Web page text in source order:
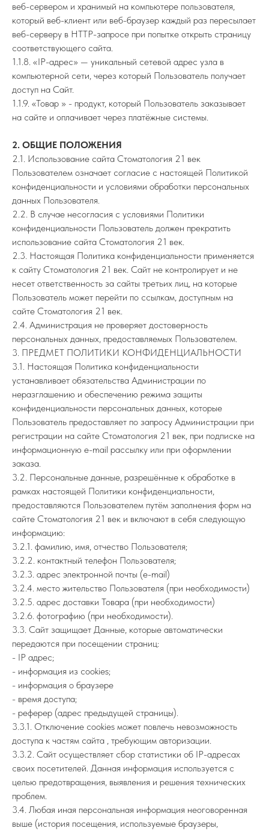
веб-сервером и хранимый на компьютере пользователя,
который веб-клиент или веб-браузер каждый раз пересылает
веб-серверу в HTTP-запросе при попытке открыть страницу
соответствующего сайта.
1.1.8. «IP-адрес» — уникальный сетевой адрес узла в
компьютерной сети, через который Пользователь получает
доступ на Сайт.
1.1.9. «Товар » - продукт, который Пользователь заказывает
на сайте и оплачивает через платёжные системы.
2. ОБЩИЕ ПОЛОЖЕНИЯ
2.1. Использование сайта Стоматология 21 век
Пользователем означает согласие с настоящей Политикой
конфиденциальности и условиями обработки персональных
данных Пользователя.
2.2. В случае несогласия с условиями Политики
конфиденциальности Пользователь должен прекратить
использование сайта Стоматология 21 век.
2.3. Настоящая Политика конфиденциальности применяется
к сайту Стоматология 21 век. Сайт не контролирует и не
несет ответственность за сайты третьих лиц, на которые
Пользователь может перейти по ссылкам, доступным на
сайте Стоматология 21 век.
2.4. Администрация не проверяет достоверность
персональных данных, предоставляемых Пользователем.
3. ПРЕДМЕТ ПОЛИТИКИ КОНФИДЕНЦИАЛЬНОСТИ
3.1. Настоящая Политика конфиденциальности
устанавливает обязательства Администрации по
неразглашению и обеспечению режима защиты
конфиденциальности персональных данных, которые
Пользователь предоставляет по запросу Администрации при
регистрации на сайте Стоматология 21 век, при подписке на
информационную e-mail рассылку или при оформлении
заказа.
3.2. Персональные данные, разрешённые к обработке в
рамках настоящей Политики конфиденциальности,
предоставляются Пользователем путём заполнения форм на
сайте Стоматология 21 век и включают в себя следующую
информацию:
3.2.1. фамилию, имя, отчество Пользователя;
3.2.2. контактный телефон Пользователя;
3.2.3. адрес электронной почты (e-mail)
3.2.4. место жительство Пользователя (при необходимости)
3.2.5. адрес доставки Товара (при необходимости)
3.2.6. фотографию (при необходимости).
3.3. Сайт защищает Данные, которые автоматически
передаются при посещении страниц:
- IP адрес;
- информация из cookies;
- информация о браузере
- время доступа;
- реферер (адрес предыдущей страницы).
3.3.1. Отключение cookies может повлечь невозможность
доступа к частям сайта , требующим авторизации.
3.3.2. Сайт осуществляет сбор статистики об IP-адресах
своих посетителей. Данная информация используется с
целью предотвращения, выявления и решения технических
проблем.
3.4. Любая иная персональная информация неоговоренная
выше (история посещения, используемые браузеры,